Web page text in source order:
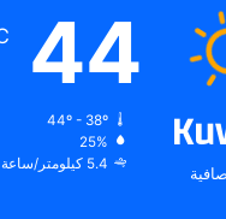
44
44º - 38º
25%
5.4 كيلومتر/ساعة